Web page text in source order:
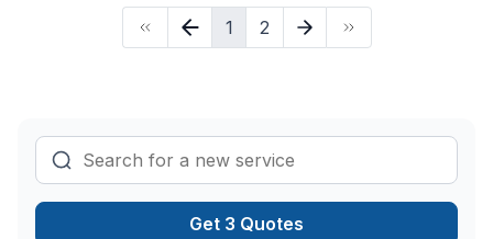
Notre engagement est simple : offrir un service d'exception,
centré sur vos besoins et vos aspirations.
1 2
Get 3 Quotes